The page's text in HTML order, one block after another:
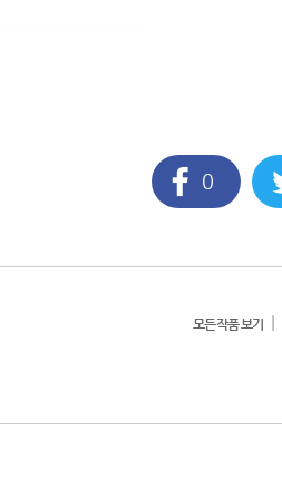
0
모든작품 보기 |